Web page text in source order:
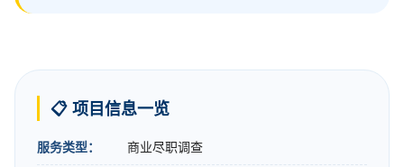
📋 项目信息一览
服务类型： 商业尽职调查